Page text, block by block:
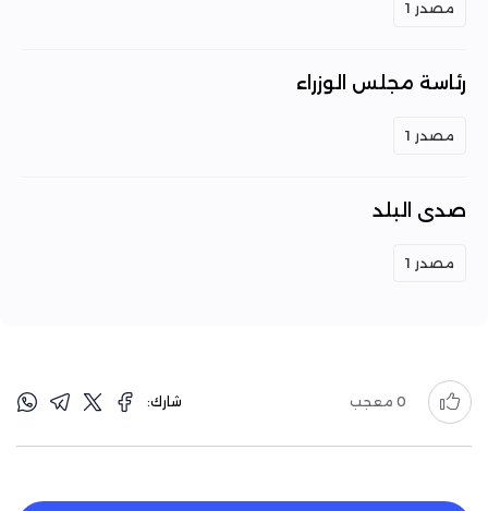
مصدر 1
رئاسة مجلس الوزراء
مصدر 1
صدى البلد
مصدر 1
0 معجب شارك: